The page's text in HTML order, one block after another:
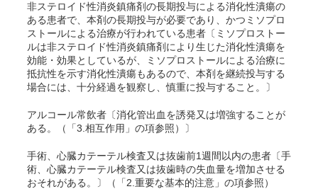
非ステロイド性消炎鎮痛剤の長期投与による消化性潰瘍の
ある患者で、本剤の長期投与が必要であり、かつミソプロ
ストールによる治療が行われている患者〔ミソプロストー
ルは非ステロイド性消炎鎮痛剤により生じた消化性潰瘍を
効能・効果としているが、ミソプロストールによる治療に
抵抗性を示す消化性潰瘍もあるので、本剤を継続投与する
場合には、十分経過を観察し、慎重に投与すること。〕
アルコール常飲者〔消化管出血を誘発又は増強することが
ある。（「3.相互作用」の項参照）〕
手術、心臓カテーテル検査又は抜歯前1週間以内の患者〔手
術、心臓カテーテル検査又は抜歯時の失血量を増加させる
おそれがある。〕（「2.重要な基本的注意」の項参照）